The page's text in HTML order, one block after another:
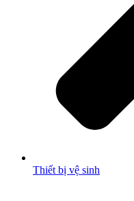
Thiết bị vệ sinh